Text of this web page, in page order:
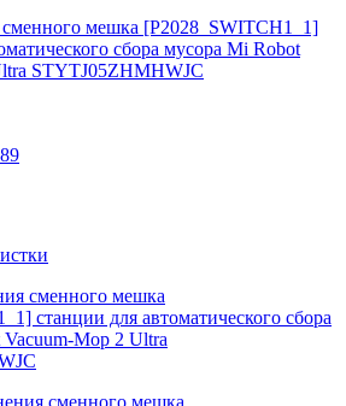
мешка [P2028_SWITCH1_1]
сбора мусора Mi Robot
STYTJ05ZHMHWJC
сменного мешка
станции для автоматического сбора
Mop 2 Ultra